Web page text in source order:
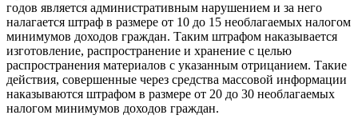
годов является административным нарушением и за него
налагается штраф в размере от 10 до 15 необлагаемых налогом
минимумов доходов граждан. Таким штрафом наказывается
изготовление, распространение и хранение с целью
распространения материалов с указанным отрицанием. Такие
действия, совершенные через средства массовой информации
наказываются штрафом в размере от 20 до 30 необлагаемых
налогом минимумов доходов граждан.